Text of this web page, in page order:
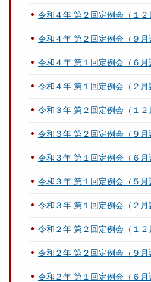
令和４年 第２回定例会（１２
令和４年 第２回定例会（９月
令和４年 第１回定例会（６月
令和４年 第１回定例会（２月
令和３年 第２回定例会（１２
令和３年 第２回定例会（９月
令和３年 第１回定例会（６月
令和３年 第１回定例会（５月
令和３年 第１回定例会（２月
令和２年 第２回定例会（１２
令和２年 第２回定例会（９月
令和２年 第１回定例会（６月